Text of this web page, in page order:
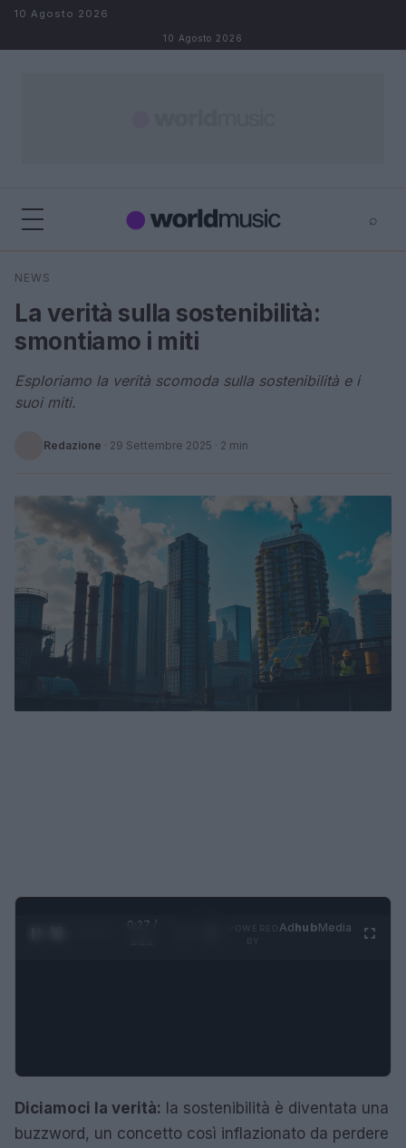
Salta al contenuto
10 Agosto 2026
10 Agosto 2026
⌕
Cerca
NEWS
La verità sulla sostenibilità:
smontiamo i miti
Esploriamo la verità scomoda sulla sostenibilità e i
suoi miti.
Redazione · 29 Settembre 2025 · 2 min
0:27 /
AdhubMedia
Diciamoci la verità: la sostenibilità è diventata una
buzzword, un concetto così inflazionato da perdere